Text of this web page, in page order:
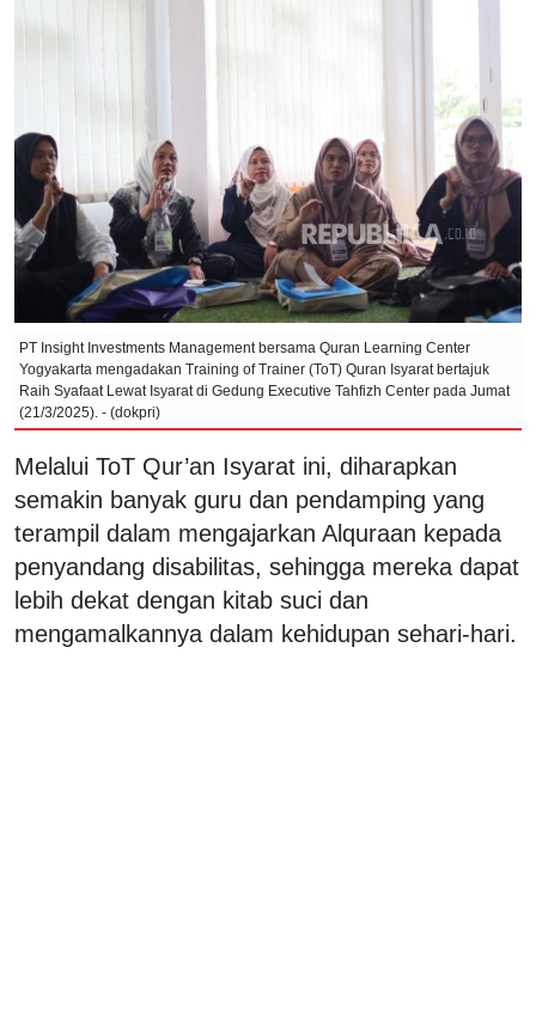
PT Insight Investments Management bersama Quran Learning Center
Yogyakarta mengadakan Training of Trainer (ToT) Quran Isyarat bertajuk
Raih Syafaat Lewat Isyarat di Gedung Executive Tahfizh Center pada Jumat
(21/3/2025). - (dokpri)
Melalui ToT Qur’an Isyarat ini, diharapkan
semakin banyak guru dan pendamping yang
terampil dalam mengajarkan Alquraan kepada
penyandang disabilitas, sehingga mereka dapat
lebih dekat dengan kitab suci dan
mengamalkannya dalam kehidupan sehari-hari.